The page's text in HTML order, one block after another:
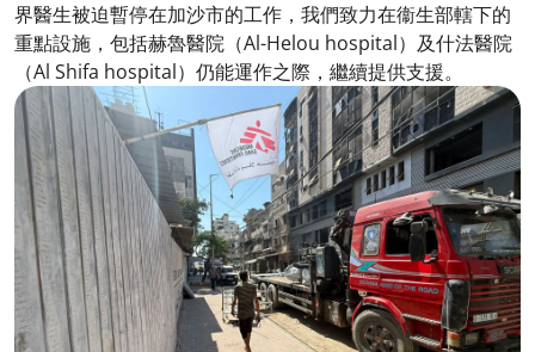
界醫生被迫暫停在加沙市的工作，我們致力在衞生部轄下的
重點設施，包括赫魯醫院（Al-Helou hospital）及什法醫院
（Al Shifa hospital）仍能運作之際，繼續提供支援。